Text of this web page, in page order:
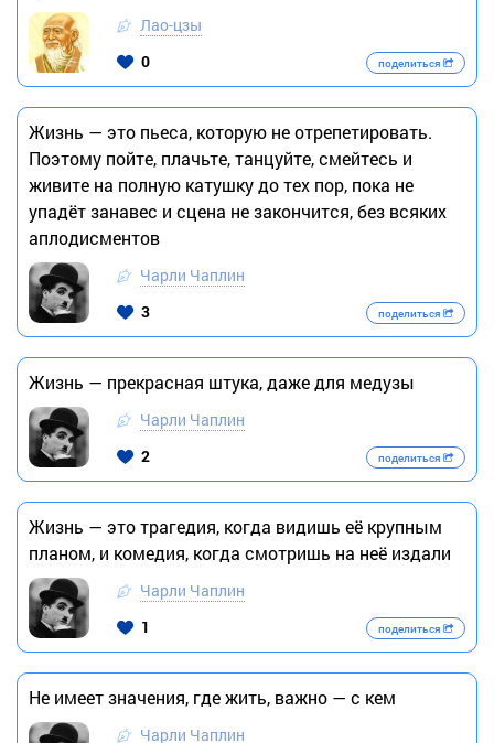
Лао-цзы
0
поделиться
Жизнь — это пьеса, которую не отрепетировать.
Поэтому пойте, плачьте, танцуйте, смейтесь и
живите на полную катушку до тех пор, пока не
упадёт занавес и сцена не закончится, без всяких
аплодисментов
Чарли Чаплин
3
поделиться
Жизнь — прекрасная штука, даже для медузы
Чарли Чаплин
2
поделиться
Жизнь — это трагедия, когда видишь её крупным
планом, и комедия, когда смотришь на неё издали
Чарли Чаплин
1
поделиться
Не имеет значения, где жить, важно — с кем
Чарли Чаплин